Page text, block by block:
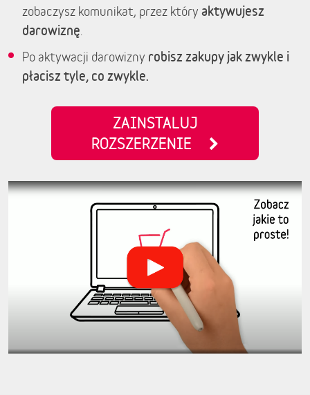
zobaczysz komunikat, przez który aktywujesz
darowiznę
Po aktywacji darowizny robisz zakupy jak zwykle i
płacisz tyle, co zwykle.
ZAINSTALUJ
ROZSZERZENIE